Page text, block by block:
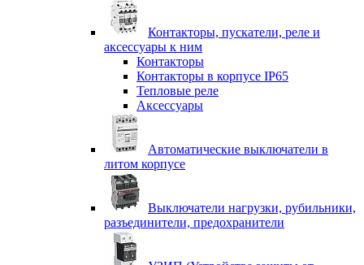
Контакторы, пускатели, реле и
аксессуары к ним
Контакторы
Контакторы в корпусе IP65
Тепловые реле
Аксессуары
Автоматические выключатели в
литом корпусе
Выключатели нагрузки, рубильники,
разъединители, предохранители